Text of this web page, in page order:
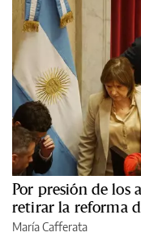
Por presión de los
retirar la reforma
María Cafferata